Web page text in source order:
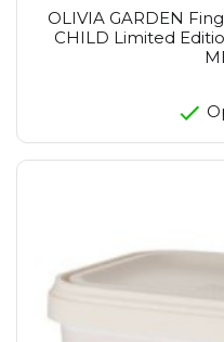
OLIVIA GARDEN
CHILD Limited